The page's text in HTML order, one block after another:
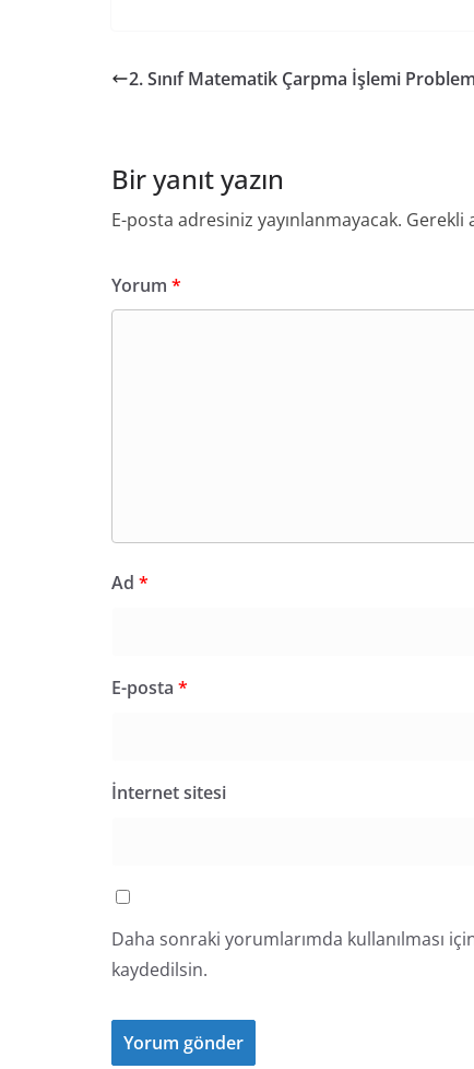
2. Sınıf Matematik Çarpma İşlemi
Bir yanıt yazın
E-posta adresiniz yayınlanmayacak. Gerekli
Yorum *
Ad *
E-posta *
İnternet sitesi
Daha sonraki yorumlarımda kullanılması
kaydedilsin.